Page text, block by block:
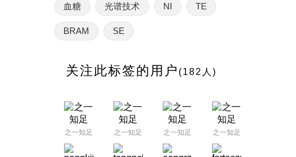
血糖 光谱技术 NI TE
BRAM SE
关注此标签的用户 (182人)
之一知足 之一知足 之一知足 之一知足